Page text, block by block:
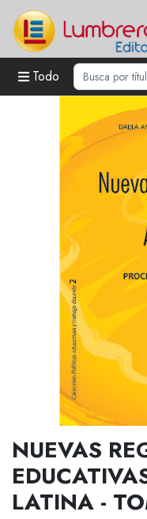
Todo
NUEVAS
LATINA -